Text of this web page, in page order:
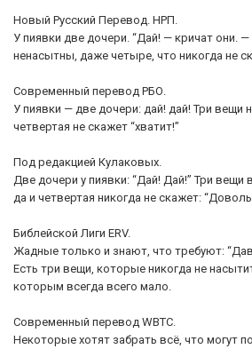
Новый Русский Перевод. НРП.
У пиявки две дочери. “Дай! — кричат они.
ненасытны, даже четыре, что никогда не
Современный перевод РБО.
У пиявки — две дочери: дай! дай! Три вещи
четвертая не скажет “хватит!”
Под редакцией Кулаковых.
Две дочери у пиявки: “Дай! Дай!” Три вещи
да и четвертая никогда не скажет:
Библейской Лиги ERV.
Жадные только и знают, что требуют:
Есть три вещи, которые никогда не
которым всегда всего мало.
Современный перевод WBTC.
Некоторые хотят забрать всё, что могут